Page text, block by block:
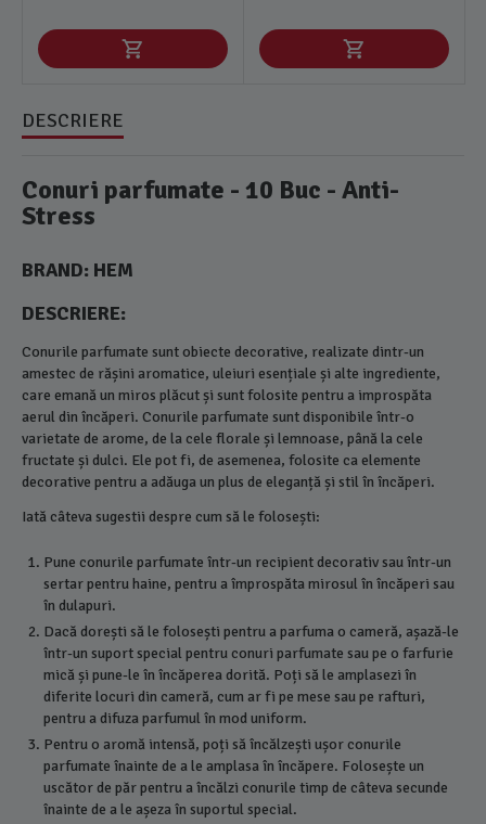
DESCRIERE
Conuri parfumate - 10 Buc - Anti-
Stress
BRAND: HEM
DESCRIERE:
Conurile parfumate sunt obiecte decorative, realizate dintr-un
amestec de rășini aromatice, uleiuri esențiale și alte ingrediente,
care emană un miros plăcut și sunt folosite pentru a improspăta
aerul din încăperi. Conurile parfumate sunt disponibile într-o
varietate de arome, de la cele florale și lemnoase, până la cele
fructate și dulci. Ele pot fi, de asemenea, folosite ca elemente
decorative pentru a adăuga un plus de eleganță și stil în încăperi.
Iată câteva sugestii despre cum să le folosești:
Pune conurile parfumate într-un recipient decorativ sau într-un
sertar pentru haine, pentru a împrospăta mirosul în încăperi sau
în dulapuri.
Dacă dorești să le folosești pentru a parfuma o cameră, așază-le
într-un suport special pentru conuri parfumate sau pe o farfurie
mică și pune-le în încăperea dorită. Poți să le amplasezi în
diferite locuri din cameră, cum ar fi pe mese sau pe rafturi,
pentru a difuza parfumul în mod uniform.
Pentru o aromă intensă, poți să încălzești ușor conurile
parfumate înainte de a le amplasa în încăpere. Folosește un
uscător de păr pentru a încălzi conurile timp de câteva secunde
înainte de a le așeza în suportul special.